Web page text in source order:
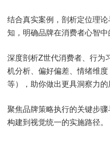
结合真实案例，剖析定位理
知，明确品牌在消费者心智中
深度剖析Z世代消费者、行为
机分析、偏好偏差、情绪维
等），助你做出更具洞察力的
聚焦品牌策略执行的关键步
构建到视觉统一的实施路径。